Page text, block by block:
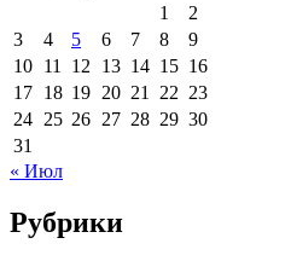
1
2
3
4 5 6 7 8
9
10 11 12 13 14 15 16
17 18 19 20 21 22 23
24 25 26 27 28 29 30
31
« Июл
Рубрики